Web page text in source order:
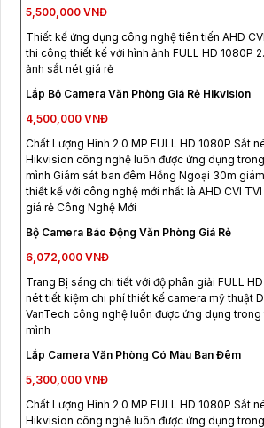
5,500,000 VNĐ
Thiết kế ứng dụng công nghệ tiên tiến AHD
thi công thiết kế với hình ảnh FULL HD 1080P
ảnh sắt nét giá rẻ
Lắp Bộ Camera Văn Phòng Giá Rẻ Hikvision
4,500,000 VNĐ
Chất Lượng Hình 2.0 MP FULL HD 1080P Sắt
Hikvision công nghệ luôn được ứng dụng
mình Giám sát ban đêm Hồng Ngoại 30m
thiết kế với công nghệ mới nhất là AHD CVI
giá rẻ Công Nghệ Mới
Bộ Camera Báo Động Văn Phòng Giá Rẻ
6,072,000 VNĐ
Trang Bị sáng chi tiết với độ phân giải FULL
nét tiết kiệm chi phí thiết kế camera mỹ thuật
VanTech công nghệ luôn được ứng dụng
mình
Lắp Camera Văn Phòng Có Màu Ban Đêm
5,300,000 VNĐ
Chất Lượng Hình 2.0 MP FULL HD 1080P Sắt
Hikvision công nghệ luôn được ứng dụng